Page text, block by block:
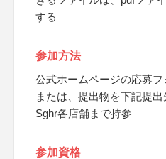
する
参加方法
公式ホームページの応募
または、提出物を下記提
Sghr各店舗まで持参
参加資格